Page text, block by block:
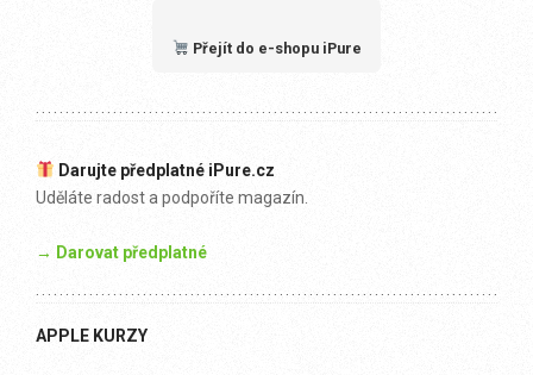
Přejít do e-shopu iPure
Darujte předplatné iPure.cz
Uděláte radost a podpoříte magazín.
→ Darovat předplatné
APPLE KURZY